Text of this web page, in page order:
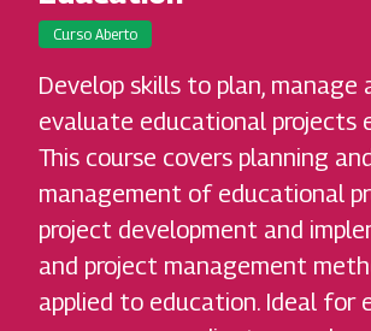
Curso Aberto
Develop skills to plan, manage
evaluate educational projects
This course covers planning
management of educational
project development and
and project management
applied to education. Ideal for